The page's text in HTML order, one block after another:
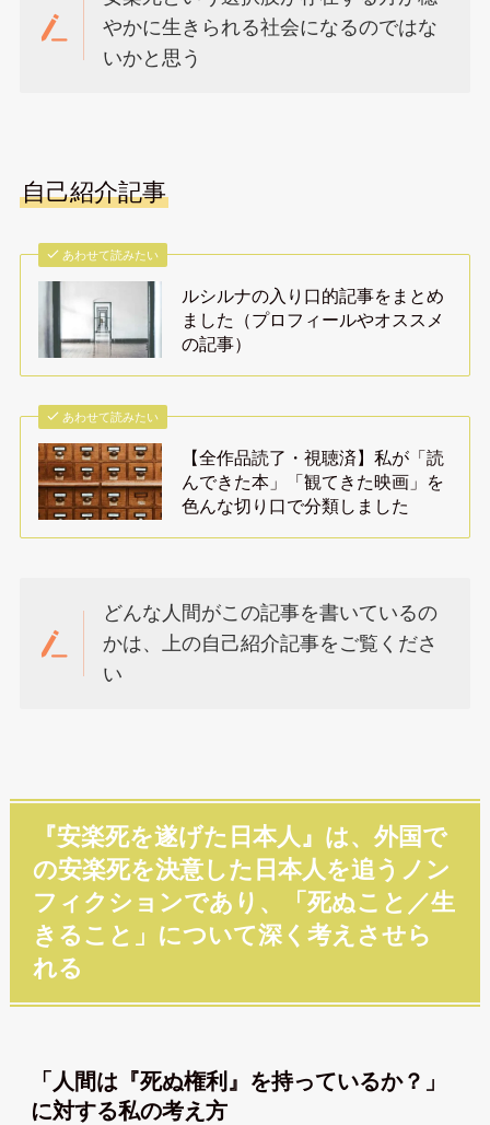
やかに生きられる社会になるのではな
いかと思う
自己紹介記事
あわせて読みたい
ルシルナの入り口的記事をまとめ
ました（プロフィールやオススメ
の記事）
あわせて読みたい
【全作品読了・視聴済】私が「読
んできた本」「観てきた映画」を
色んな切り口で分類しました
どんな人間がこの記事を書いているの
かは、上の自己紹介記事をご覧くださ
い
『安楽死を遂げた日本人』は、外国で
の安楽死を決意した日本人を追うノン
フィクションであり、「死ぬこと／生
きること」について深く考えさせら
れる
「人間は『死ぬ権利』を持っているか？」
に対する私の考え方